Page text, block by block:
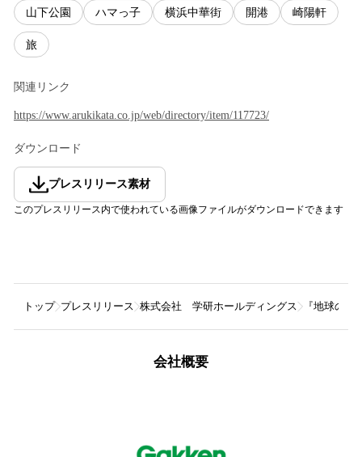
山下公園 ハマっ子 横浜中華街 開港 崎陽軒
旅
関連リンク
https://www.arukikata.co.jp/web/directory/item/117723/
ダウンロード
プレスリリース素材
このプレスリリース内で使われている画像ファイルがダウンロードできます
トップ プレスリリース 株式会社 学研ホールディングス 『地球の
会社概要